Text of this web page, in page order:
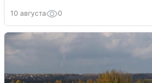
10 августа 0